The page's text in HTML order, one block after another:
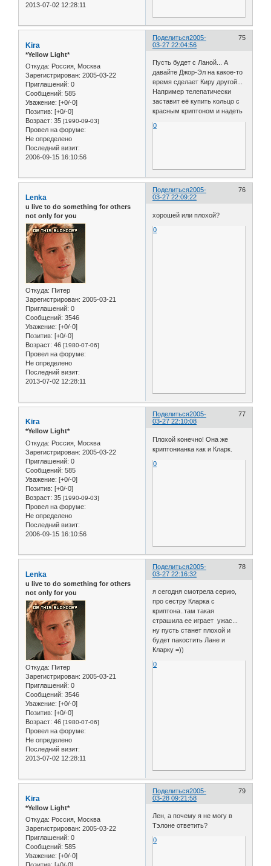
2013-07-02 12:28:11
Поделиться 75
2005-
03-27 22:04:56
Kira
*Yellow Light*
Откуда: Россия, Москва
Зарегистрирован: 2005-03-22
Приглашений: 0
Сообщений: 585
Уважение: [+0/-0]
Позитив: [+0/-0]
Возраст: 35 [1990-09-03]
Провел на форуме:
Не определено
Последний визит:
2006-09-15 16:10:56
Пусть будет с Ланой... А
давайте Джор-Эл на какое-то
время сделает Киру другой...
Например телепатически
заставит её купить кольцо с
красным криптоном и надеть
0
Поделиться 76
2005-
03-27 22:09:22
Lenka
u live to do something for others
not only for you
Откуда: Питер
Зарегистрирован: 2005-03-21
Приглашений: 0
Сообщений: 3546
Уважение: [+0/-0]
Позитив: [+0/-0]
Возраст: 46 [1980-07-06]
Провел на форуме:
Не определено
Последний визит:
2013-07-02 12:28:11
хорошей или плохой?
0
Поделиться 77
2005-
03-27 22:10:08
Kira
*Yellow Light*
Откуда: Россия, Москва
Зарегистрирован: 2005-03-22
Приглашений: 0
Сообщений: 585
Уважение: [+0/-0]
Позитив: [+0/-0]
Возраст: 35 [1990-09-03]
Провел на форуме:
Не определено
Последний визит:
2006-09-15 16:10:56
Плохой конечно! Она же
криптонианка как и Кларк.
0
Поделиться 78
2005-
03-27 22:16:32
Lenka
u live to do something for others
not only for you
Откуда: Питер
Зарегистрирован: 2005-03-21
Приглашений: 0
Сообщений: 3546
Уважение: [+0/-0]
Позитив: [+0/-0]
Возраст: 46 [1980-07-06]
Провел на форуме:
Не определено
Последний визит:
2013-07-02 12:28:11
я сегодня смотрела серию,
про сестру Кларка с
криптона..там такая
страшила ее играет ужас...
ну пусть станет плохой и
будет пакостить Лане и
Кларку =))
0
Поделиться 79
2005-
03-28 09:21:58
Kira
*Yellow Light*
Откуда: Россия, Москва
Зарегистрирован: 2005-03-22
Приглашений: 0
Сообщений: 585
Уважение: [+0/-0]
Лен, а почему я не могу в
Тэлоне ответить?
0